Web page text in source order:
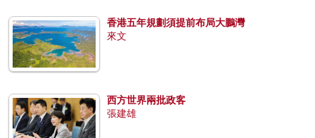
香港五年規劃須提前布局大鵬灣
來文
西方世界兩批政客
張建雄